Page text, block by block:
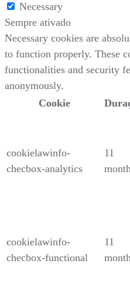
Necessary
Sempre ativado
Necessary cookies are
to function properly. These
functionalities and security
anonymously.
Cookie
cookielawinfo-
checbox-analytics
11
cookielawinfo-
checbox-functional
11